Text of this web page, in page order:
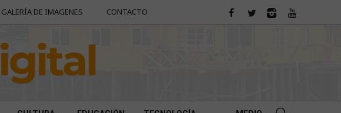
GALERÍA DE IMAGENES CONTACTO